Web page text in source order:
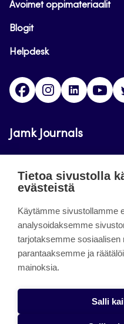
Avoimet oppimateriaalit
Blogit
Helpdesk
FacebookInstagram
LinkedIn
Jamk Journals
luettavissa. Verkkolehtien
innovaatiotoimintaa.
About the site
Jamkin verkkolehdet
Tietosuojaseloste
Tietoa sivustolla
evästeistä
Käytämme sivustollamme
analysoidaksemme
tarjotaksemme
parantaaksemme ja
mainoksia.
Salli